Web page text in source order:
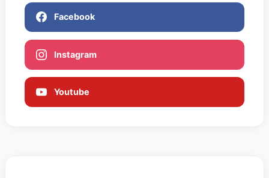
Facebook
Instagram
Youtube